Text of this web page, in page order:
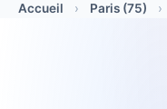
Accueil › Paris (75) ›